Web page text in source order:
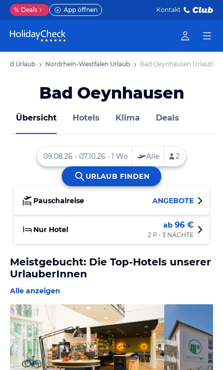
% Deals App öffnen Kontakt
Urlaub Nordrhein-Westfalen Urlaub Bad Oeynhausen Urlaub
Bad Oeynhausen
Übersicht Hotels Klima Deals
Pauschalreise ANGEBOTE
Nur Hotel ab 96 €
2 P • 3 NÄCHTE
Meistgebucht: Die Top-Hotels unserer
UrlauberInnen
Alle anzeigen